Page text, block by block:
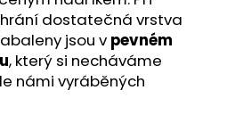
dostatečná vrstva
jsou v pevném
, který si necháváme
námi vyráběných